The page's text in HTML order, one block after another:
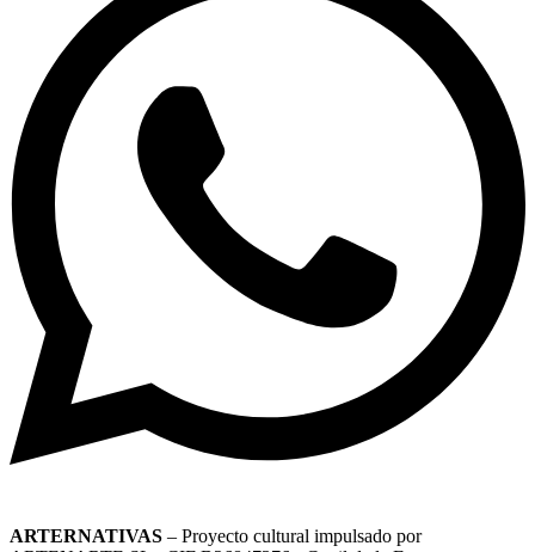
ARTERNATIVAS – Proyecto cultural impulsado por